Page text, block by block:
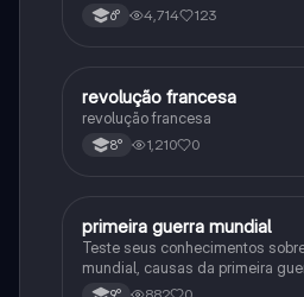
6° 4,714 123
História
revolução francesa
revolução francesa
8° 1,210 0
História
primeira guerra mundial
Teste seus conhecimentos
mundial, causas da primeira
consequências da Primeira